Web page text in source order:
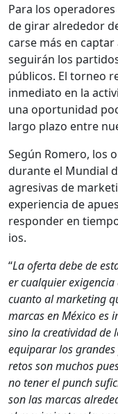
Para los
de girar alrede­dor
carse más en
seguirán los
públi­cos. El tor­neo
inmedi­a­to en la
una opor­tu­nidad
largo pla­zo entre
Según Romero, los
durante el Mundi­al
agre­si­vas de
expe­ri­en­cia de
respon­der en
ios.
“La ofer­ta debe de
er cualquier
cuan­to al mar­ket­ing
mar­cas en Méx­i­co es
sino la cre­ativi­dad de
equiparar los
retos son muchos
no ten­er el punch
son las mar­cas